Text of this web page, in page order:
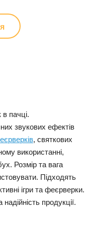
пачці.
звукових ефектів
, святкових
використанні,
Розмір та вага
Підходять
ігри та феєрверки.
продукції.